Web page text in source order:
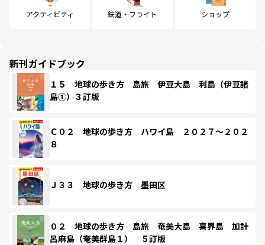
アクティビティ 鉄道・フライト ショップ
新刊ガイドブック
１５ 地球の歩き方 島旅 伊豆大島 利島（伊豆諸
島①）３訂版
Ｃ０２ 地球の歩き方 ハワイ島 ２０２７～２０２
８
Ｊ３３ 地球の歩き方 墨田区
０２ 地球の歩き方 島旅 奄美大島 喜界島 加計
呂麻島（奄美群島１） ５訂版